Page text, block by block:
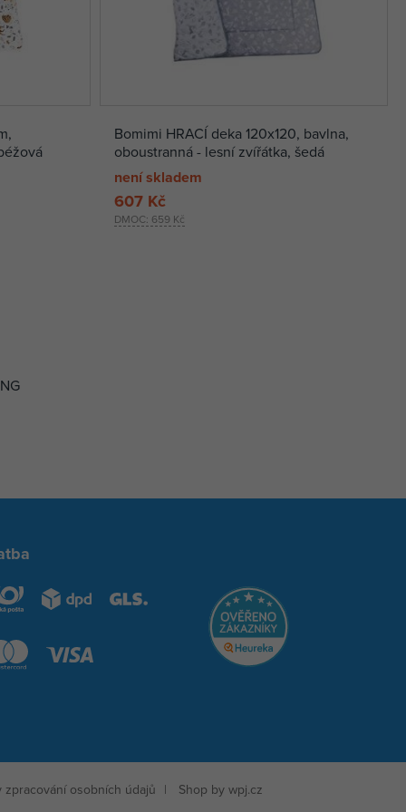
Bomimi HRACÍ deka 120x120, bavlna,
oboustranná - lesní zvířátka, šedá
není skladem
DMOC: 659 Kč
607 Kč
zpracování osobních údajů Shop by wpj.cz